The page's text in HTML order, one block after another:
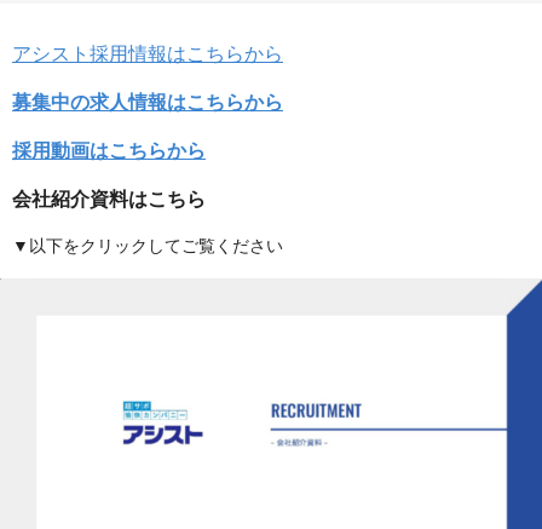
アシスト採用情報はこちらから
募集中の求人情報はこちらから
採用動画はこちらから
会社紹介資料はこちら
▼以下をクリックしてご覧ください